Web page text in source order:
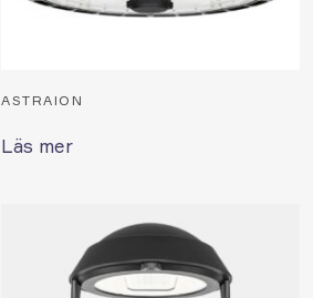
ASTRAION
Läs mer